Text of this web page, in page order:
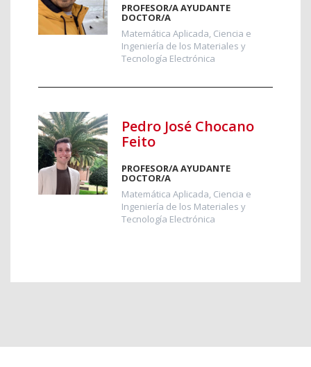
PROFESOR/A AYUDANTE
DOCTOR/A
Matemática Aplicada, Ciencia e
Ingeniería de los Materiales y
Tecnología Electrónica
Pedro José Chocano
Feito
PROFESOR/A AYUDANTE
DOCTOR/A
Matemática Aplicada, Ciencia e
Ingeniería de los Materiales y
Tecnología Electrónica